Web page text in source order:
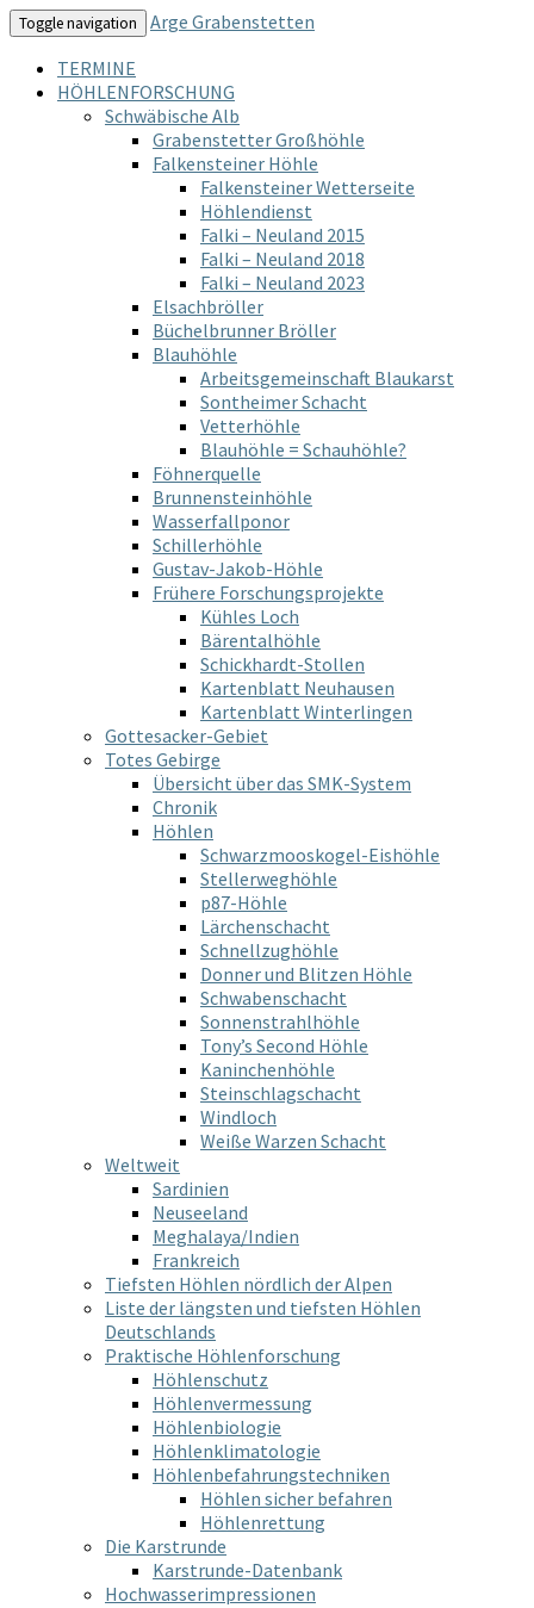
Toggle navigation
Arge Grabenstetten
TERMINE
HÖHLENFORSCHUNG
Schwäbische Alb
Grabenstetter Großhöhle
Falkensteiner Höhle
Falkensteiner Wetterseite
Höhlendienst
Falki – Neuland 2015
Falki – Neuland 2018
Falki – Neuland 2023
Elsachbröller
Büchelbrunner Bröller
Blauhöhle
Arbeitsgemeinschaft Blaukarst
Sontheimer Schacht
Vetterhöhle
Blauhöhle = Schauhöhle?
Föhnerquelle
Brunnensteinhöhle
Wasserfallponor
Schillerhöhle
Gustav-Jakob-Höhle
Frühere Forschungsprojekte
Kühles Loch
Bärentalhöhle
Schickhardt-Stollen
Kartenblatt Neuhausen
Kartenblatt Winterlingen
Gottesacker-Gebiet
Totes Gebirge
Übersicht über das SMK-System
Chronik
Höhlen
Schwarzmooskogel-Eishöhle
Stellerweghöhle
p87-Höhle
Lärchenschacht
Schnellzughöhle
Donner und Blitzen Höhle
Schwabenschacht
Sonnenstrahlhöhle
Tony’s Second Höhle
Kaninchenhöhle
Steinschlagschacht
Windloch
Weiße Warzen Schacht
Weltweit
Sardinien
Neuseeland
Meghalaya/Indien
Frankreich
Tiefsten Höhlen nördlich der Alpen
Liste der längsten und tiefsten Höhlen
Deutschlands
Praktische Höhlenforschung
Höhlenschutz
Höhlenvermessung
Höhlenbiologie
Höhlenklimatologie
Höhlenbefahrungstechniken
Höhlen sicher befahren
Höhlenrettung
Die Karstrunde
Karstrunde-Datenbank
Hochwasserimpressionen